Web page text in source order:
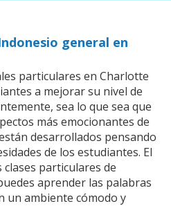
general en
particulares en Charlotte
a mejorar su nivel de
sea lo que sea que
más emocionantes de
desarrollados pensando
de los estudiantes. El
particulares de
aprender las palabras
un ambiente cómodo y